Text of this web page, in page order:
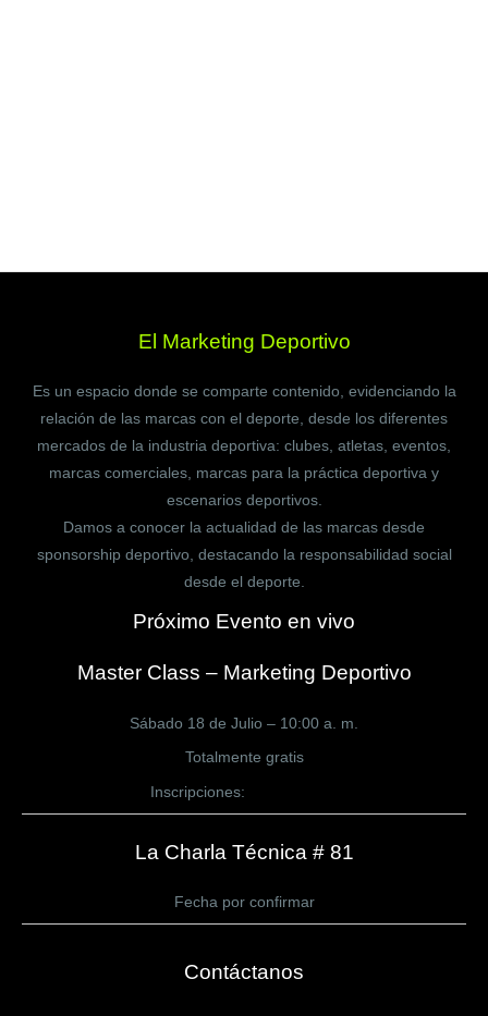
El Marketing Deportivo
Es un espacio donde se comparte contenido, evidenciando la
relación de las marcas con el deporte, desde los diferentes
mercados de la industria deportiva: clubes, atletas, eventos,
marcas comerciales, marcas para la práctica deportiva y
escenarios deportivos.
Damos a conocer la actualidad de las marcas desde
sponsorship deportivo, destacando la responsabilidad social
desde el deporte.
Próximo Evento en vivo
Master Class – Marketing Deportivo
Sábado 18 de Julio – 10:00 a. m.
Totalmente gratis
Inscripciones:
La Charla Técnica # 81
Fecha por confirmar
Contáctanos